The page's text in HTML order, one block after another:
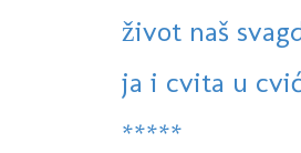
život naš
ja i cvita u
*****